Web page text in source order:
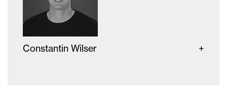
Constantin Wilser